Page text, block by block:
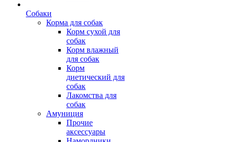
Собаки
Корма для собак
Корм сухой для
собак
Корм влажный
для собак
Корм
диетический для
собак
Лакомства для
собак
Амуниция
Прочие
аксессуары